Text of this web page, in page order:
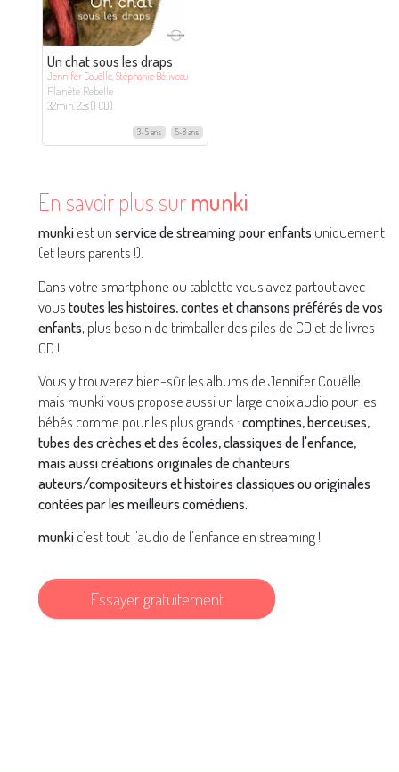
Un chat sous les draps
Jennifer Couëlle, Stéphanie Béliveau
Planète Rebelle
32min. 23s (1 CD)
3-5 ans 5-8 ans
En savoir plus sur munki
munkiest unservice de streaming pour enfants uniquement
(et leurs parents !).
Dans votre smartphone ou tablette vous avez partout avec
voustoutes les histoires, contes et chansons préférés de vos
enfants, plus besoin de trimballer des piles de CD et de livres
CD !
Vous y trouverez bien-sûr les albums de Jennifer Couëlle,
mais munki vous propose aussi un large choix audio pour les
bébés comme pour les plus grands :comptines, berceuses,
tubes des crèches et des écoles, classiques de l'enfance,
mais aussi créations originales de chanteurs
auteurs/compositeurs et histoires classiques ou originales
contées par les meilleurs comédiens.
munkic'est tout l'audio de l'enfance en streaming !
Essayer gratuitement